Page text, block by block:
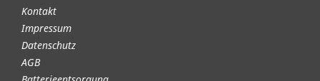
Kontakt
Impressum
Datenschutz
AGB